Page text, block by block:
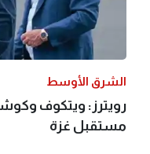
الشرق الأوسط
رويترز: ويتكوف
مستقبل غزة